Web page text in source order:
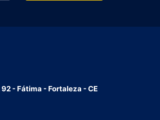
92 - Fátima - Fortaleza - CE